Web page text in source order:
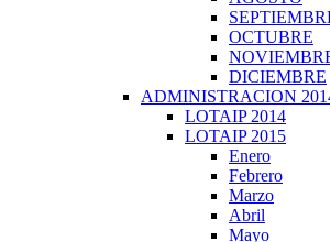
OCTUBRE
DICIEMBRE
ADMINISTRACION
LOTAIP 2014
LOTAIP 2015
Enero
Febrero
Marzo
Abril
Mayo